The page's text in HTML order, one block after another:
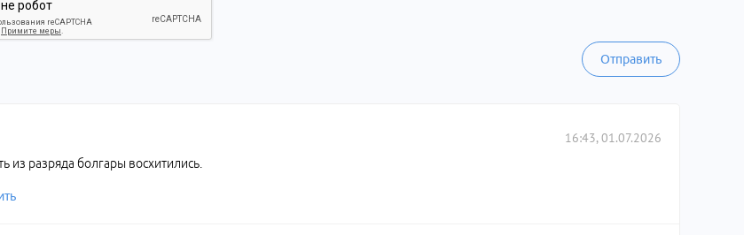
Отправить
16:43, 01.07.2026
из разряда болгары восхитились.